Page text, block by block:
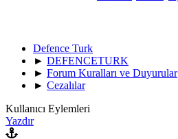
Defence Turk
► DEFENCETURK
► Forum Kuralları ve Duyurular
► Cezalılar
Kullanıcı Eylemleri
Yazdır